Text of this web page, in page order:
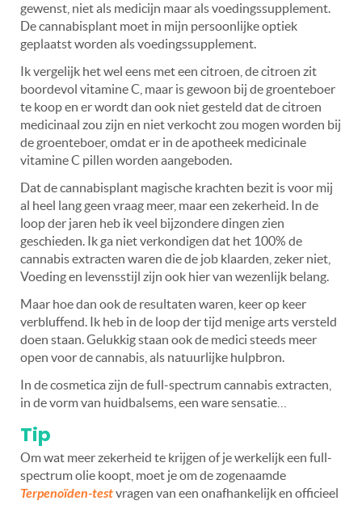
gewenst, niet als medicijn maar als voedingssupplement.
De cannabisplant moet in mijn persoonlijke optiek
geplaatst worden als voedingssupplement.
Ik vergelijk het wel eens met een citroen, de citroen zit
boordevol vitamine C, maar is gewoon bij de groenteboer
te koop en er wordt dan ook niet gesteld dat de citroen
medicinaal zou zijn en niet verkocht zou mogen worden bij
de groenteboer, omdat er in de apotheek medicinale
vitamine C pillen worden aangeboden.
Dat de cannabisplant magische krachten bezit is voor mij
al heel lang geen vraag meer, maar een zekerheid. In de
loop der jaren heb ik veel bijzondere dingen zien
geschieden. Ik ga niet verkondigen dat het 100% de
cannabis extracten waren die de job klaarden, zeker niet,
Voeding en levensstijl zijn ook hier van wezenlijk belang.
Maar hoe dan ook de resultaten waren, keer op keer
verbluffend. Ik heb in de loop der tijd menige arts versteld
doen staan. Gelukkig staan ook de medici steeds meer
open voor de cannabis, als natuurlijke hulpbron.
In de cosmetica zijn de full-spectrum cannabis extracten,
in de vorm van huidbalsems, een ware sensatie…
Tip
Om wat meer zekerheid te krijgen of je werkelijk een full-
spectrum olie koopt, moet je om de zogenaamde
Terpenoïden-testvragen van een onafhankelijk en officieel